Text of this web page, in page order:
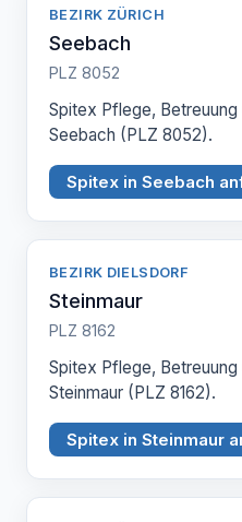
BEZIRK ZÜRICH
Seebach
PLZ 8052
Spitex Pflege,
Seebach (PLZ 8052).
Spitex in Seebach
BEZIRK DIELSDORF
Steinmaur
PLZ 8162
Spitex Pflege,
Steinmaur (PLZ 8162).
Spitex in Steinmaur